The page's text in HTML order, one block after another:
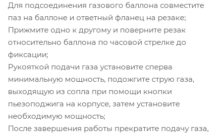
Для подсоединения газового баллона совместите
паз на баллоне и ответный фланец на резаке;
Прижмите одно к другому и поверните резак
относительно баллона по часовой стрелке до
фиксации;
Рукояткой подачи газа установите сперва
минимальную мощность, подожгите струю газа,
выходящую из сопла при помощи кнопки
пьезоподжига на корпусе, затем установите
необходимую мощность;
После завершения работы прекратите подачу газа,